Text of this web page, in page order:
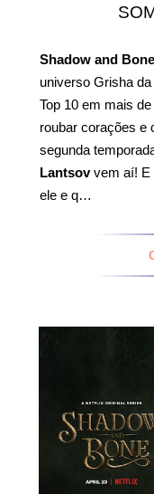
Shadow and
universo Grisha da
Top 10 em mais
roubar corações e
segunda
Lantsovvem aí! E
ele e q…